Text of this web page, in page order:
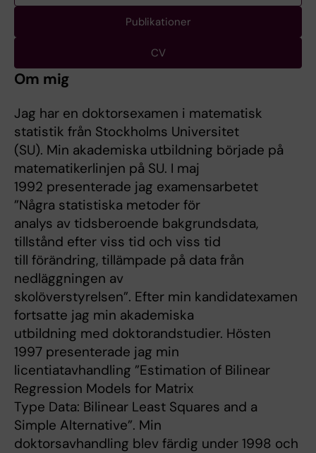
Publikationer
CV
Om mig
Jag har en doktorsexamen i matematisk
statistik från Stockholms Universitet
(SU). Min akademiska utbildning började på
matematikerlinjen på SU. I maj
1992 presenterade jag examensarbetet
”Några statistiska metoder för
analys av tidsberoende bakgrundsdata,
tillstånd efter viss tid och viss tid
till förändring, tillämpade på data från
nedläggningen av
skolöverstyrelsen”. Efter min kandidatexamen
fortsatte jag min akademiska
utbildning med doktorandstudier. Hösten
1997 presenterade jag min
licentiatavhandling ”Estimation of Bilinear
Regression Models for Matrix
Type Data: Bilinear Least Squares and a
Simple Alternative”. Min
doktorsavhandling blev färdig under 1998 och